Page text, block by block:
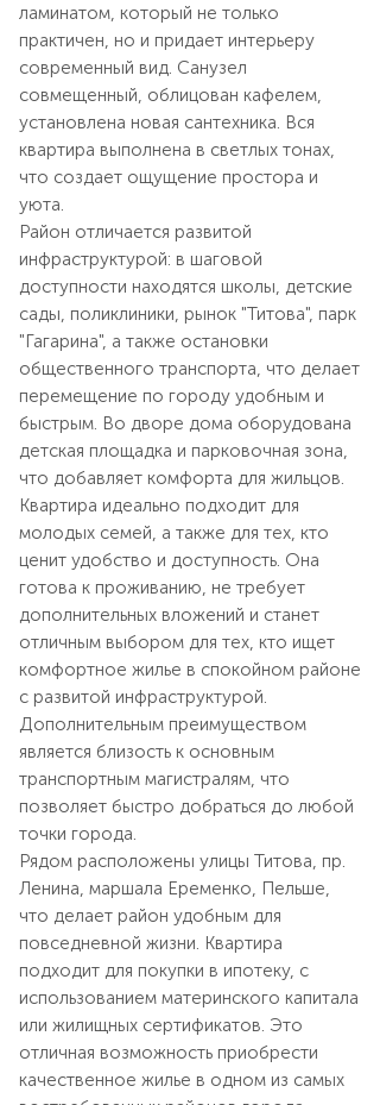
ламинатом, который не только
практичен, но и придает интерьеру
современный вид. Санузел
совмещенный, облицован кафелем,
установлена новая сантехника. Вся
квартира выполнена в светлых тонах,
что создает ощущение простора и
уюта.
Район отличается развитой
инфраструктурой: в шаговой
доступности находятся школы, детские
сады, поликлиники, рынок "Титова", парк
"Гагарина", а также остановки
общественного транспорта, что делает
перемещение по городу удобным и
быстрым. Во дворе дома оборудована
детская площадка и парковочная зона,
что добавляет комфорта для жильцов.
Квартира идеально подходит для
молодых семей, а также для тех, кто
ценит удобство и доступность. Она
готова к проживанию, не требует
дополнительных вложений и станет
отличным выбором для тех, кто ищет
комфортное жилье в спокойном районе
с развитой инфраструктурой.
Дополнительным преимуществом
является близость к основным
транспортным магистралям, что
позволяет быстро добраться до любой
точки города.
Рядом расположены улицы Титова, пр.
Ленина, маршала Еременко, Пельше,
что делает район удобным для
повседневной жизни. Квартира
подходит для покупки в ипотеку, с
использованием материнского капитала
или жилищных сертификатов. Это
отличная возможность приобрести
качественное жилье в одном из самых